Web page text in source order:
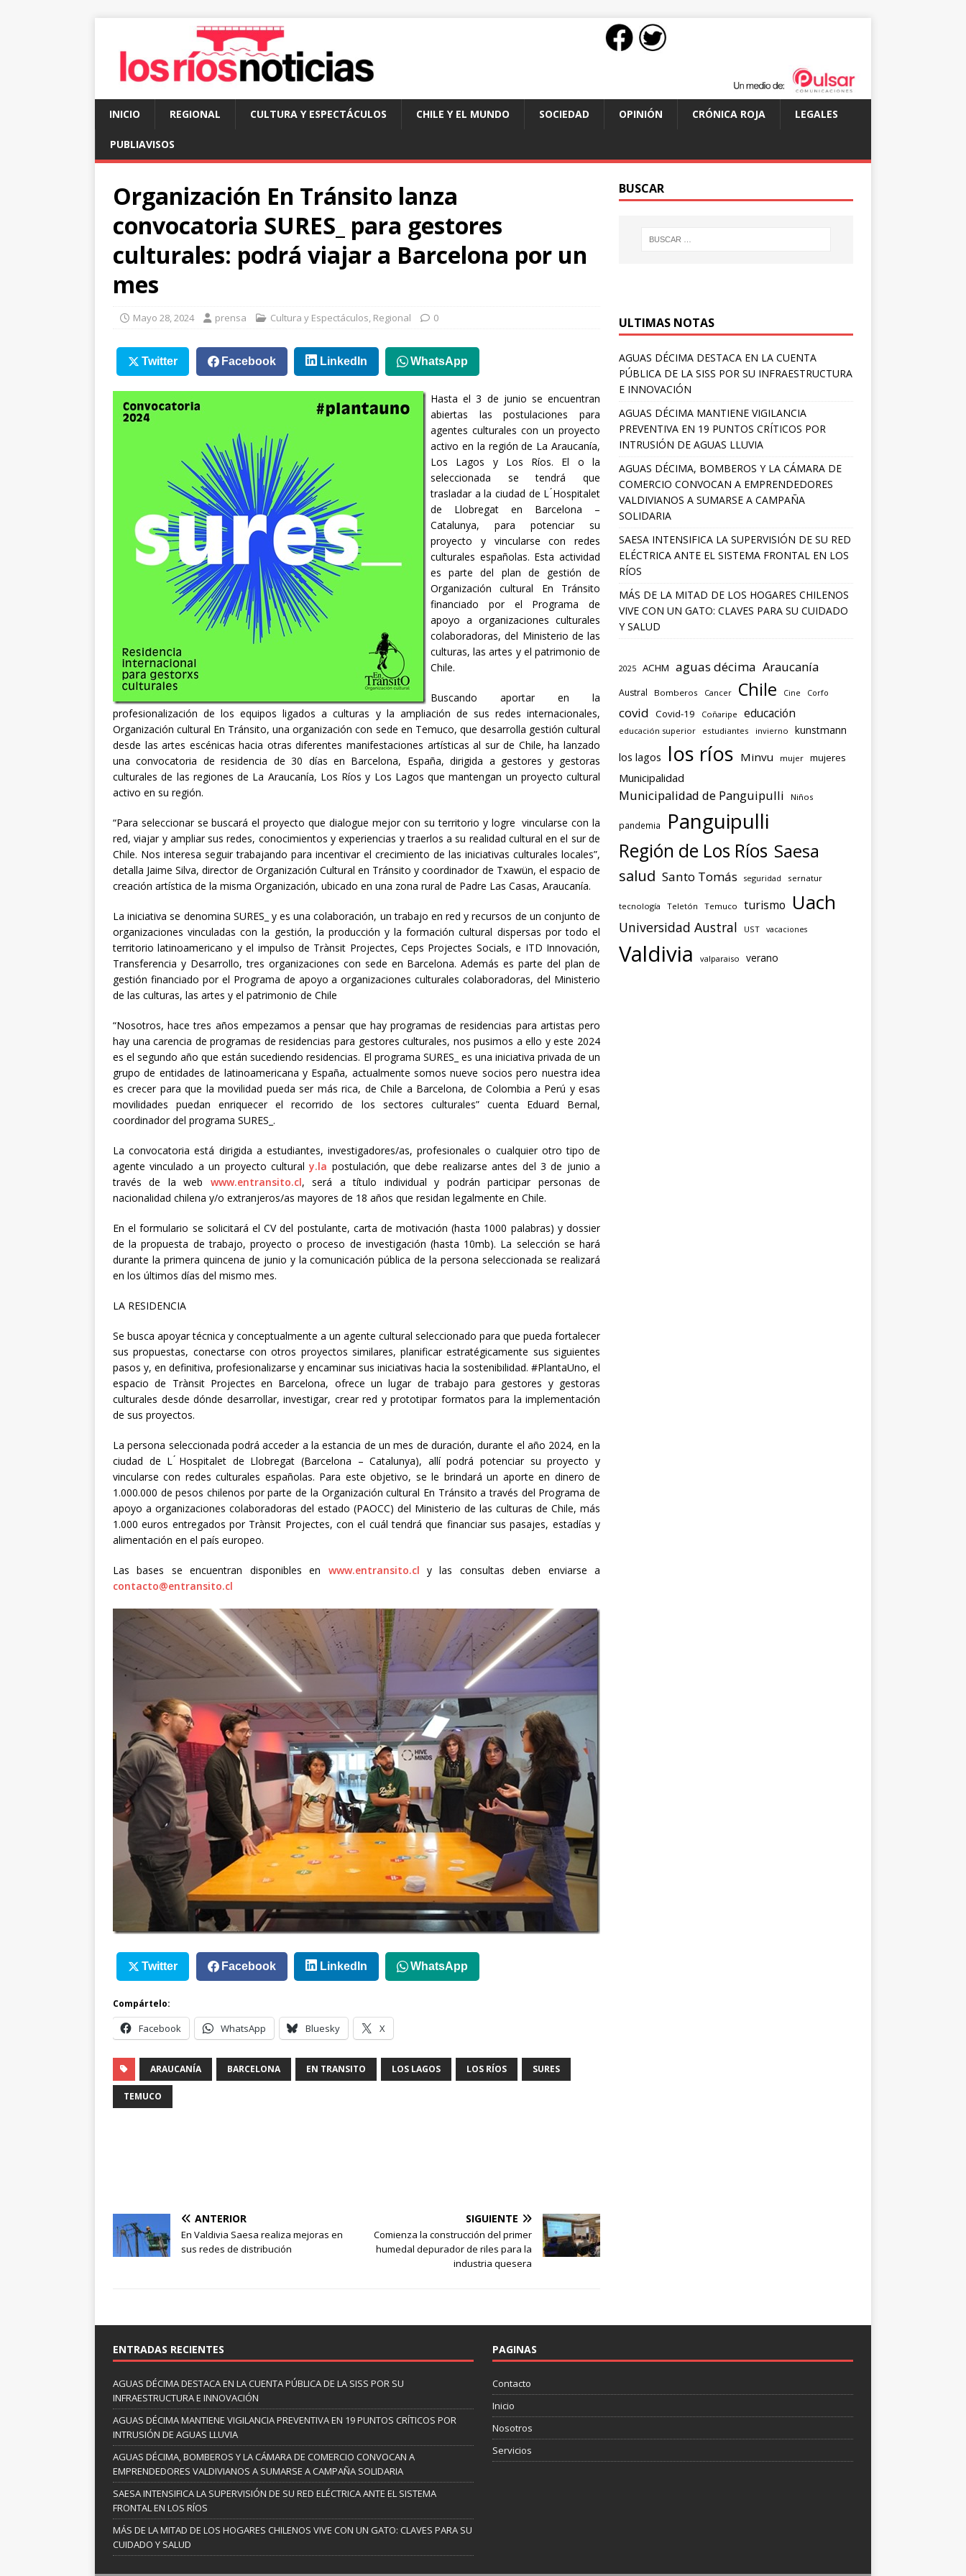
INICIO REGIONAL CULTURA Y ESPECTÁCULOS CHILE Y EL MUNDO SOCIEDAD OPINIÓN CRÓNICA ROJA LEGALES
PUBLIAVISOS
Organización En Tránsito lanza
convocatoria SURES_ para gestores
culturales: podrá viajar a Barcelona por un
mes
Mayo 28, 2024 prensa Cultura y Espectáculos, Regional 0
Twitter Facebook LinkedIn WhatsApp
Hasta el 3 de junio se encuentran
abiertas las postulaciones para
agentes culturales con un proyecto
activo en la región de La Araucanía,
Los Lagos y Los Ríos. El o la
seleccionada se tendrá que
trasladar a la ciudad de L ́Hospitalet
de Llobregat en Barcelona –
Catalunya, para potenciar su
proyecto y vincularse con redes
culturales españolas. Esta actividad
es parte del plan de gestión de
Organización cultural En Tránsito
financiado por el Programa de
apoyo a organizaciones culturales
colaboradoras, del Ministerio de las
culturas, las artes y el patrimonio de
Chile.
Buscando aportar en la
profesionalización de los equipos ligados a culturas y la ampliación de sus redes internacionales,
Organización cultural En Tránsito, una organización con sede en Temuco, que desarrolla gestión cultural
desde las artes escénicas hacia otras diferentes manifestaciones artísticas al sur de Chile, ha lanzado
una convocatoria de residencia de 30 días en Barcelona, España, dirigida a gestores y gestoras
culturales de las regiones de La Araucanía, Los Ríos y Los Lagos que mantengan un proyecto cultural
activo en su región.
“Para seleccionar se buscará el proyecto que dialogue mejor con su territorio y logre vincularse con la
red, viajar y ampliar sus redes, conocimientos y experiencias y traerlos a su realidad cultural en el sur de
Chile. Nos interesa seguir trabajando para incentivar el crecimiento de las iniciativas culturales locales”,
detalla Jaime Silva, director de Organización Cultural en Tránsito y coordinador de Txawün, el espacio de
creación artística de la misma Organización, ubicado en una zona rural de Padre Las Casas, Araucanía.
La iniciativa se denomina SURES_ y es una colaboración, un trabajo en red y recursos de un conjunto de
organizaciones vinculadas con la gestión, la producción y la formación cultural dispersas por todo el
territorio latinoamericano y el impulso de Trànsit Projectes, Ceps Projectes Socials, e ITD Innovación,
Transferencia y Desarrollo, tres organizaciones con sede en Barcelona. Además es parte del plan de
gestión financiado por el Programa de apoyo a organizaciones culturales colaboradoras, del Ministerio
de las culturas, las artes y el patrimonio de Chile
“Nosotros, hace tres años empezamos a pensar que hay programas de residencias para artistas pero
hay una carencia de programas de residencias para gestores culturales, nos pusimos a ello y este 2024
es el segundo año que están sucediendo residencias. El programa SURES_ es una iniciativa privada de un
grupo de entidades de latinoamericana y España, actualmente somos nueve socios pero nuestra idea
es crecer para que la movilidad pueda ser más rica, de Chile a Barcelona, de Colombia a Perú y esas
movilidades puedan enriquecer el recorrido de los sectores culturales” cuenta Eduard Bernal,
coordinador del programa SURES_.
La convocatoria está dirigida a estudiantes, investigadores/as, profesionales o cualquier otro tipo de
agente vinculado a un proyecto culturaly.la postulación, que debe realizarse antes del 3 de junio a
través de la web www.entransito.cl, será a título individual y podrán participar personas de
nacionalidad chilena y/o extranjeros/as mayores de 18 años que residan legalmente en Chile.
En el formulario se solicitará el CV del postulante, carta de motivación (hasta 1000 palabras) y dossier
de la propuesta de trabajo, proyecto o proceso de investigación (hasta 10mb). La selección se hará
durante la primera quincena de junio y la comunicación pública de la persona seleccionada se realizará
en los últimos días del mismo mes.
LA RESIDENCIA
Se busca apoyar técnica y conceptualmente a un agente cultural seleccionado para que pueda fortalecer
sus propuestas, conectarse con otros proyectos similares, planificar estratégicamente sus siguientes
pasos y, en definitiva, profesionalizarse y encaminar sus iniciativas hacia la sostenibilidad. #PlantaUno, el
espacio de Trànsit Projectes en Barcelona, ofrece un lugar de trabajo para gestores y gestoras
culturales desde dónde desarrollar, investigar, crear red y prototipar formatos para la implementación
de sus proyectos.
La persona seleccionada podrá acceder a la estancia de un mes de duración, durante el año 2024, en la
ciudad de L ́Hospitalet de Llobregat (Barcelona – Catalunya), allí podrá potenciar su proyecto y
vincularse con redes culturales españolas. Para este objetivo, se le brindará un aporte en dinero de
1.000.000 de pesos chilenos por parte de la Organización cultural En Tránsito a través del Programa de
apoyo a organizaciones colaboradoras del estado (PAOCC) del Ministerio de las culturas de Chile, más
1.000 euros entregados por Trànsit Projectes, con el cuál tendrá que financiar sus pasajes, estadías y
alimentación en el país europeo.
Las bases se encuentran disponibles en www.entransito.cl y las consultas deben enviarse a
contacto@entransito.cl
Twitter Facebook LinkedIn WhatsApp
Compártelo:
Facebook WhatsApp Bluesky X
ARAUCANÍA BARCELONA EN TRANSITO LOS LAGOS LOS RÍOS SURES
TEMUCO
ANTERIOR
En Valdivia Saesa realiza mejoras en
sus redes de distribución
SIGUIENTE
Comienza la construcción del primer
humedal depurador de riles para la
industria quesera
BUSCAR
ULTIMAS NOTAS
AGUAS DÉCIMA DESTACA EN LA CUENTA
PÚBLICA DE LA SISS POR SU INFRAESTRUCTURA
E INNOVACIÓN
AGUAS DÉCIMA MANTIENE VIGILANCIA
PREVENTIVA EN 19 PUNTOS CRÍTICOS POR
INTRUSIÓN DE AGUAS LLUVIA
AGUAS DÉCIMA, BOMBEROS Y LA CÁMARA DE
COMERCIO CONVOCAN A EMPRENDEDORES
VALDIVIANOS A SUMARSE A CAMPAÑA
SOLIDARIA
SAESA INTENSIFICA LA SUPERVISIÓN DE SU RED
ELÉCTRICA ANTE EL SISTEMA FRONTAL EN LOS
RÍOS
MÁS DE LA MITAD DE LOS HOGARES CHILENOS
VIVE CON UN GATO: CLAVES PARA SU CUIDADO
Y SALUD
2025 ACHM aguas décima Araucanía
Austral Bomberos Cancer Chile Cine Corfo
covid Covid-19 Coñaripe educación
educación superior estudiantes invierno kunstmann
los lagos los ríos Minvu mujer mujeres
Municipalidad
Municipalidad de Panguipulli Niños
pandemia Panguipulli
Región de Los Ríos Saesa
salud Santo Tomás seguridad sernatur
tecnología Teletón Temuco turismo Uach
Universidad Austral UST vacaciones
Valdivia valparaiso verano
ENTRADAS RECIENTES
AGUAS DÉCIMA DESTACA EN LA CUENTA PÚBLICA DE LA SISS POR SU
INFRAESTRUCTURA E INNOVACIÓN
AGUAS DÉCIMA MANTIENE VIGILANCIA PREVENTIVA EN 19 PUNTOS CRÍTICOS POR
INTRUSIÓN DE AGUAS LLUVIA
AGUAS DÉCIMA, BOMBEROS Y LA CÁMARA DE COMERCIO CONVOCAN A
EMPRENDEDORES VALDIVIANOS A SUMARSE A CAMPAÑA SOLIDARIA
SAESA INTENSIFICA LA SUPERVISIÓN DE SU RED ELÉCTRICA ANTE EL SISTEMA
FRONTAL EN LOS RÍOS
MÁS DE LA MITAD DE LOS HOGARES CHILENOS VIVE CON UN GATO: CLAVES PARA SU
CUIDADO Y SALUD
PAGINAS
Contacto
Inicio
Nosotros
Servicios